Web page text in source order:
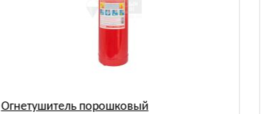
Огнетушитель порошковый